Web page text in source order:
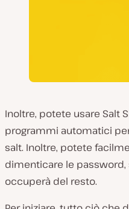
Inoltre, potete usare Salt
programmi automatici
salt. Inoltre, potete
dimenticare le
occuperà del resto.